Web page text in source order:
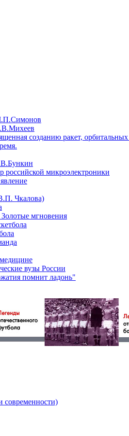
созданию ракет,
микроэлектроники
Чкалова)
мгновения
вузы России
помнит ладонь"
современности)